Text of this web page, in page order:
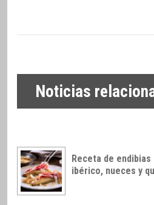
Noticias
Receta de
ibérico, nueces y